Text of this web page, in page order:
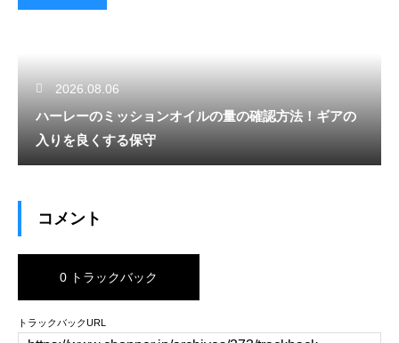
2026.08.06
ハーレーのミッションオイルの量の確認方法！ギアの
入りを良くする保守
コメント
0 トラックバック
トラックバックURL